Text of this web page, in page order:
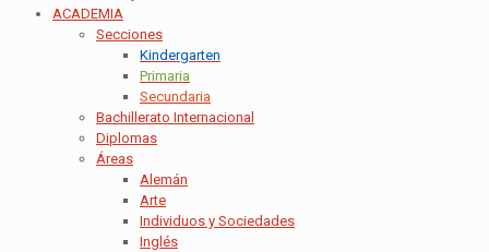
ACADEMIA
Secciones
Kindergarten
Primaria
Secundaria
Bachillerato Internacional
Diplomas
Áreas
Alemán
Arte
Individuos y Sociedades
Inglés